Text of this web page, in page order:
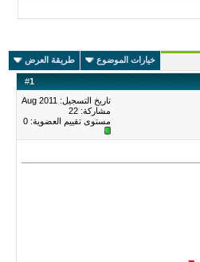
خيارات الموضوع طريقة العرض
#1
تاريخ التسجيل: Aug 2011
مشاركة: 22
مستوى تقييم العضوية: 0